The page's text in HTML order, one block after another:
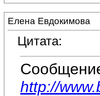
Елена Евдокимова
Цитата:
http://